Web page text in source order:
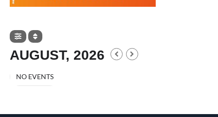
AUGUST, 2026
NO EVENTS